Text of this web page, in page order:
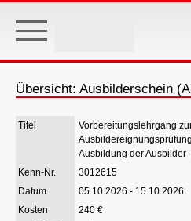
main
Übersicht: Ausbilderschein
Vorbereitungslehrgang
Ausbildung der Ausbilder
3012615
05.10.2026 - 15.10.2026
240 €